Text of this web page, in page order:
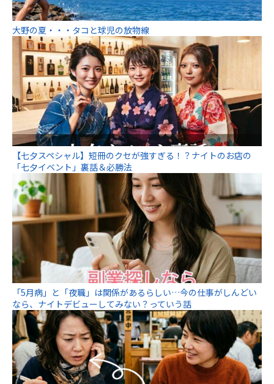
大野の夏・・・タコと球児の放物線
【七夕スペシャル】短冊のクセが強すぎる！？ナイトのお店の
「七夕イベント」裏話＆必勝法
「5月病」と「夜職」は関係があるらしい…今の仕事がしんどい
なら、ナイトデビューしてみない？っていう話